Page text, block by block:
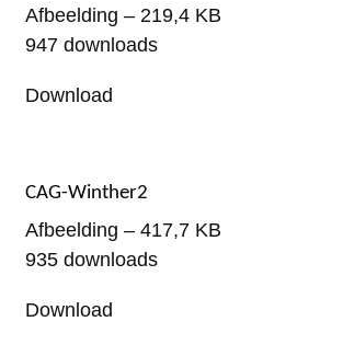
Afbeelding – 219,4 KB
947 downloads
Download
CAG-Winther2
Afbeelding – 417,7 KB
935 downloads
Download